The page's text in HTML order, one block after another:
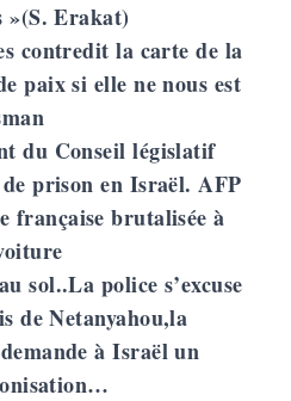
»(S. Erakat)
contredit la carte de la
paix si elle ne nous est
du Conseil législatif
prison en Israël. AFP
française brutalisée à
sol..La police s’excuse
de Netanyahou,la
à Israël un